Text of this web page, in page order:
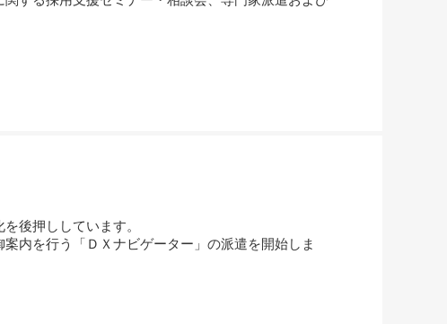
後押ししています。
内を行う「ＤＸナビゲーター」の派遣を開始しま